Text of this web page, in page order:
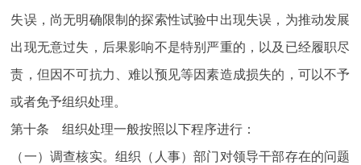
失误，尚无明确限制的探索性试验中出现失误，为推动发展
出现无意过失，后果影响不是特别严重的，以及已经履职尽
责，但因不可抗力、难以预见等因素造成损失的，可以不予
或者免予组织处理。
第十条 组织处理一般按照以下程序进行：
（一）调查核实。组织（人事）部门对领导干部存在的问题